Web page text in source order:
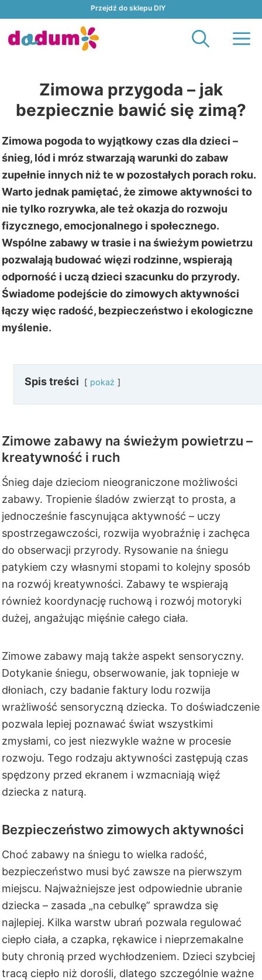
treści
Przejdź do sklepu DIY
Zimowa przygoda – jak
bezpiecznie bawić się zimą?
Zimowa pogoda to wyjątkowy czas dla dzieci –
śnieg, lód i mróz stwarzają warunki do zabaw
zupełnie innych niż te w pozostałych porach roku.
Warto jednak pamiętać, że zimowe aktywności to
nie tylko rozrywka, ale też okazja do rozwoju
fizycznego, emocjonalnego i społecznego.
Wspólne zabawy w trasie i na świeżym powietrzu
pozwalają budować więzi rodzinne, wspierają
odporność i uczą dzieci szacunku do przyrody.
Świadome podejście do zimowych aktywności
łączy więc radość, bezpieczeństwo i ekologiczne
myślenie.
Spis treści pokaż
Zimowe zabawy na świeżym powietrzu –
kreatywność i ruch
Śnieg daje dzieciom nieograniczone możliwości
zabawy. Tropienie śladów zwierząt to prosta, a
jednocześnie fascynująca aktywność – uczy
spostrzegawczości, rozwija wyobraźnię i zachęca
do obserwacji przyrody. Rysowanie na śniegu
patykiem czy własnymi stopami to kolejny sposób
na rozwój kreatywności. Zabawy te wspierają
również koordynację ruchową i rozwój motoryki
dużej, angażując mięśnie całego ciała.
Zimowe zabawy mają także aspekt sensoryczny.
Dotykanie śniegu, obserwowanie, jak topnieje w
dłoniach, czy badanie faktury lodu rozwija
wrażliwość sensoryczną dziecka. To doświadczenie
pozwala lepiej poznawać świat wszystkimi
zmysłami, co jest niezwykle ważne w procesie
rozwoju. Tego rodzaju aktywności zastępują czas
spędzony przed ekranem i wzmacniają więź
dziecka z naturą.
Bezpieczeństwo zimowych aktywności
Choć zabawy na śniegu to wielka radość,
bezpieczeństwo musi być zawsze na pierwszym
miejscu. Najważniejsze jest odpowiednie ubranie
dziecka – zasada „na cebulkę” sprawdza się
najlepiej. Kilka warstw ubrań pozwala regulować
ciepło ciała, a czapka, rękawice i nieprzemakalne
buty chronią przed wychłodzeniem. Dzieci szybciej
tracą ciepło niż dorośli, dlatego szczególnie ważne